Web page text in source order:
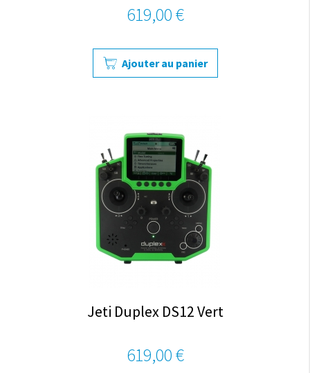
619,00 €
Ajouter au panier
Jeti Duplex DS12 Vert
619,00 €